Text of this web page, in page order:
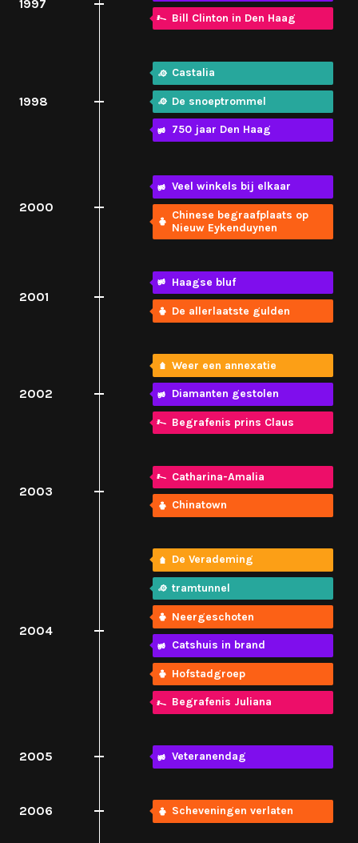
1997
Bill Clinton in Den Haag
1998
Castalia
De snoeptrommel
750 jaar Den Haag
2000
Veel winkels bij elkaar
Chinese begraafplaats op
Nieuw Eykenduynen
2001
Haagse bluf
De allerlaatste gulden
2002
Weer een annexatie
Diamanten gestolen
Begrafenis prins Claus
2003
Catharina-Amalia
Chinatown
2004
De Verademing
tramtunnel
Neergeschoten
Catshuis in brand
Hofstadgroep
Begrafenis Juliana
2005 Veteranendag
2006 Scheveningen verlaten